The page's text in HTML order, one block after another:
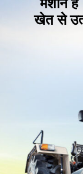
मशीन
खेत से